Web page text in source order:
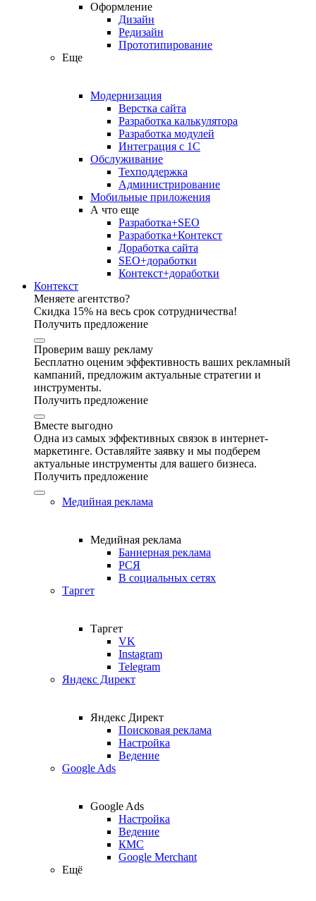
Оформление
Дизайн
Редизайн
Прототипирование
Еще
Модернизация
Верстка сайта
Разработка калькулятора
Разработка модулей
Интеграция с 1С
Обслуживание
Техподдержка
Администрирование
Мобильные приложения
А что еще
Разработка+SEO
Разработка+Контекст
Доработка сайта
SEO+доработки
Контекст+доработки
Контекст
Меняете агентство?
Скидка 15% на весь срок сотрудничества!
Получить предложение
Проверим вашу рекламу
Бесплатно оценим эффективность ваших рекламный
кампаний, предложим актуальные стратегии и
инструменты.
Получить предложение
Вместе выгодно
Одна из самых эффективных связок в интернет-
маркетинге. Оставляйте заявку и мы подберем
актуальные инструменты для вашего бизнеса.
Получить предложение
Медийная реклама
Медийная реклама
Баннерная реклама
РСЯ
В социальных сетях
Таргет
Таргет
VK
Instagram
Telegram
Яндекс Директ
Яндекс Директ
Поисковая реклама
Настройка
Ведение
Google Ads
Google Ads
Настройка
Ведение
КМС
Google Merchant
Ещё